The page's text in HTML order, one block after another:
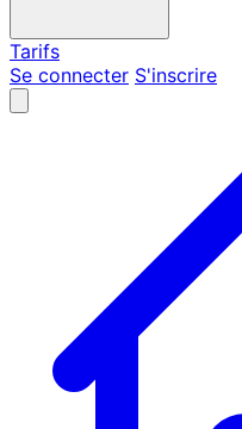
Tarifs
Se connecter S'inscrire